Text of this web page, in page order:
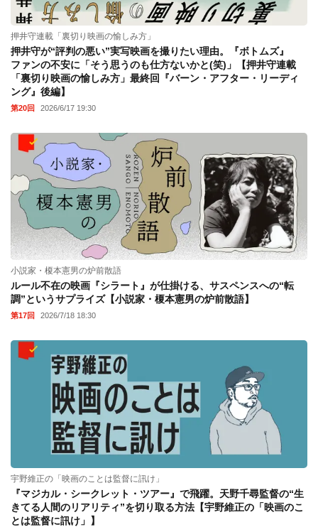
押井守連載「裏切り映画の愉しみ方」
押井守が“評判の悪い”実写映画を撮りたい理由。『ボトムズ』
ファンの不安に「そう思うのも仕方ないかと(笑)」【押井守連載
「裏切り映画の愉しみ方」最終回『バーン・アフター・リーディ
ング』後編】
第20回 2026/6/17 19:30
小説家・榎本憲男の炉前散語
ルール不在の映画『シラート』が仕掛ける、サスペンスへの“転
調”というサプライズ【小説家・榎本憲男の炉前散語】
第17回 2026/7/18 18:30
宇野維正の「映画のことは監督に訊け」
『マジカル・シークレット・ツアー』で飛躍。天野千尋監督の“生
きてる人間のリアリティ”を切り取る方法【宇野維正の「映画のこ
とは監督に訊け」】